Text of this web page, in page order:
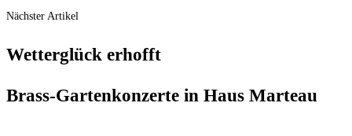
Nächster Artikel
Wet­ter­glück erhofft
Brass-Gar­ten­kon­zer­te in Haus Marteau